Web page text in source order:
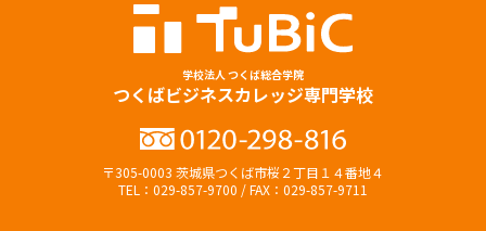
学校法人 つくば総合学院
つくばビジネスカレッジ専門学校
〒305-0003 茨城県つくば市桜２丁目１４番地４
TEL：029-857-9700 / FAX：029-857-9711